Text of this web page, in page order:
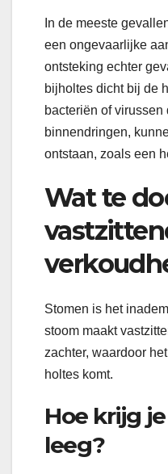
In de meeste
een ongevaarlijke
ontsteking echter
bijholtes dicht bij de
bacteriën of virussen
binnendringen,
ontstaan, zoals een
Wat te
Stomen is het
stoom maakt
zachter, waardoor
holtes komt.
Hoe krijg
leeg?